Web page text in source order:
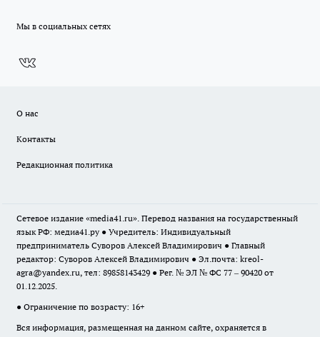
Мы в социальных сетях
О нас
Контакты
Редакционная политика
Сетевое издание «media41.ru». Перевод названия на государственный
язык РФ: медиа41.ру ● Учредитель: Индивидуальный
предприниматель Суворов Алексей Владимирович ● Главный
редактор: Суворов Алексей Владимирович ● Эл.почта: kreol-
agra@yandex.ru, тел: 89858143429 ● Рег. № ЭЛ № ФС 77 – 90420 от
01.12.2025.
● Ограничение по возрасту: 16+
Вся информация, размещенная на данном сайте, охраняется в